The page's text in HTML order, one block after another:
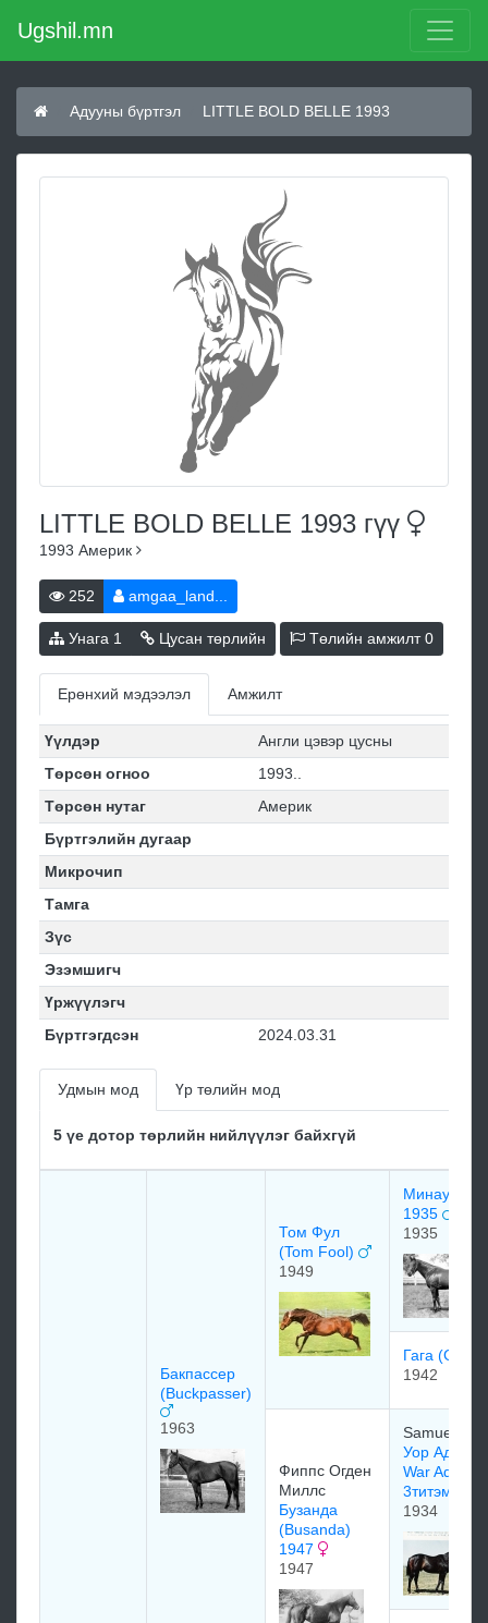
Ugshil.mn
Адууны бүртгэл LITTLE BOLD BELLE 1993
LITTLE BOLD BELLE 1993 гүү
1993 Америк
252 amgaa_land...
Унага 1 Цусан төрлийн Төлийн амжилт0
Ерөнхий мэдээлэл Амжилт
Үүлдэр
Англи цэвэр цусны
Төрсөн огноо
1993..
Төрсөн нутаг
Америк
Бүртгэлийн дугаар
Микрочип
Тамга
Зүс
Эзэмшигч
Үржүүлэгч
Бүртгэгдсэн
2024.03.31
Удмын мод Үр төлийн мод
5 үе дотор төрлийн нийлүүлэг байхгүй
Бакпассер
(Buckpasser)
1963
Том Фул
(Tom Fool)
1949
Минау /
1935
1935
Гага
1942
Фиппс Oгден
Mиллс
Бузанда
(Busanda)
1947
1947
Samuel D.
Уор
War Admiral
3титэм4
1934